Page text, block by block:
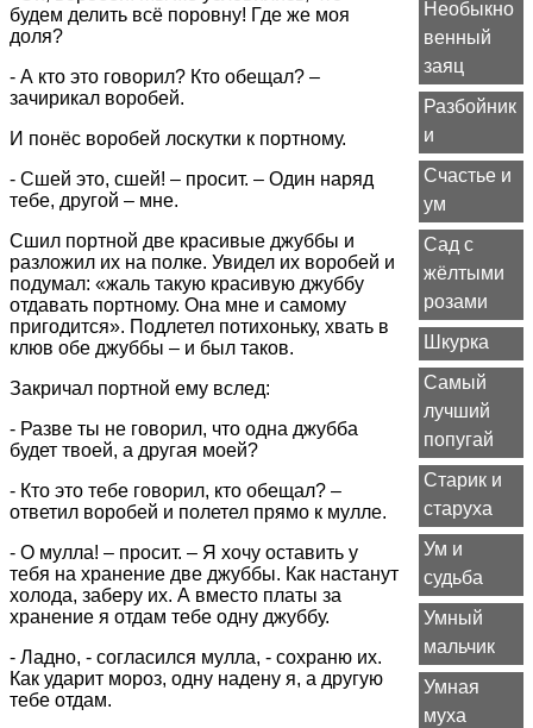
Необыкно
венный
заяц
Разбойник
и
Счастье и
ум
Сад с
жёлтыми
розами
Шкурка
Самый
лучший
попугай
Старик и
старуха
Ум и
судьба
Умный
мальчик
Умная
муха
будем делить всё поровну! Где же моя
доля?
- А кто это говорил? Кто обещал? –
зачирикал воробей.
И понёс воробей лоскутки к портному.
- Сшей это, сшей! – просит. – Один наряд
тебе, другой – мне.
Сшил портной две красивые джуббы и
разложил их на полке. Увидел их воробей и
подумал: «жаль такую красивую джуббу
отдавать портному. Она мне и самому
пригодится». Подлетел потихоньку, хвать в
клюв обе джуббы – и был таков.
Закричал портной ему вслед:
- Разве ты не говорил, что одна джубба
будет твоей, а другая моей?
- Кто это тебе говорил, кто обещал? –
ответил воробей и полетел прямо к мулле.
- О мулла! – просит. – Я хочу оставить у
тебя на хранение две джуббы. Как настанут
холода, заберу их. А вместо платы за
хранение я отдам тебе одну джуббу.
- Ладно, - согласился мулла, - сохраню их.
Как ударит мороз, одну надену я, а другую
тебе отдам.